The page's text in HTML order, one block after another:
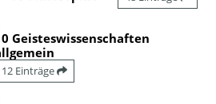
Geisteswissenschaften
12 Einträge